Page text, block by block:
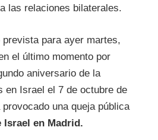
las relaciones bilaterales.
para ayer martes,
el último momento por
aniversario de la
en Israel el 7 de octubre de
una queja pública
Israel en Madrid.